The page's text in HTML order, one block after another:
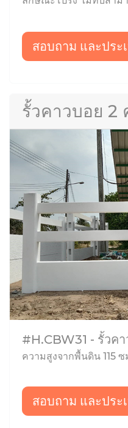
สอบถาม และประ
รั้วคาวบอย 2
#H.CBW31 - รั้วค
ความสูงจากพื้นดิน 115 ซ
สอบถาม และประ